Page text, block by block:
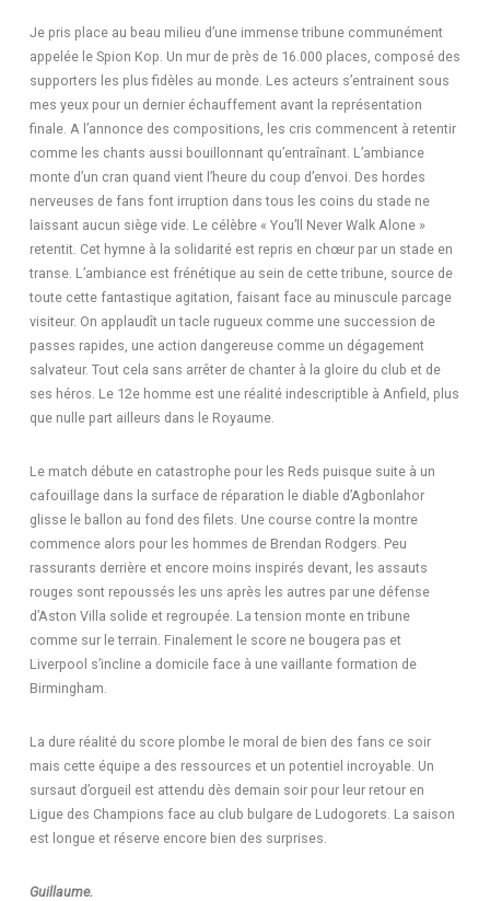
Je pris place au beau milieu d’une immense tribune communément
appelée le Spion Kop. Un mur de près de 16.000 places, composé des
supporters les plus fidèles au monde. Les acteurs s’entrainent sous
mes yeux pour un dernier échauffement avant la représentation
finale. A l’annonce des compositions, les cris commencent à retentir
comme les chants aussi bouillonnant qu’entraînant. L’ambiance
monte d’un cran quand vient l’heure du coup d’envoi. Des hordes
nerveuses de fans font irruption dans tous les coins du stade ne
laissant aucun siège vide. Le célèbre « You’ll Never Walk Alone »
retentit. Cet hymne à la solidarité est repris en chœur par un stade en
transe. L’ambiance est frénétique au sein de cette tribune, source de
toute cette fantastique agitation, faisant face au minuscule parcage
visiteur. On applaudît un tacle rugueux comme une succession de
passes rapides, une action dangereuse comme un dégagement
salvateur. Tout cela sans arrêter de chanter à la gloire du club et de
ses héros. Le 12e homme est une réalité indescriptible à Anfield, plus
que nulle part ailleurs dans le Royaume.
Le match débute en catastrophe pour les Reds puisque suite à un
cafouillage dans la surface de réparation le diable d’Agbonlahor
glisse le ballon au fond des filets. Une course contre la montre
commence alors pour les hommes de Brendan Rodgers. Peu
rassurants derrière et encore moins inspirés devant, les assauts
rouges sont repoussés les uns après les autres par une défense
d’Aston Villa solide et regroupée. La tension monte en tribune
comme sur le terrain. Finalement le score ne bougera pas et
Liverpool s’incline a domicile face à une vaillante formation de
Birmingham.
La dure réalité du score plombe le moral de bien des fans ce soir
mais cette équipe a des ressources et un potentiel incroyable. Un
sursaut d’orgueil est attendu dès demain soir pour leur retour en
Ligue des Champions face au club bulgare de Ludogorets. La saison
est longue et réserve encore bien des surprises.​
Guillaume.